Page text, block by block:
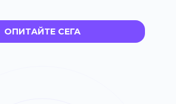
ОПИТАЙТЕ СЕГА